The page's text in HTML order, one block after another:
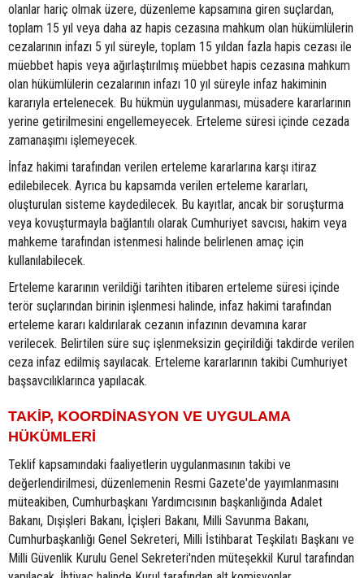
olanlar hariç olmak üzere, düzenleme kapsamına giren suçlardan,
toplam 15 yıl veya daha az hapis cezasına mahkum olan hükümlülerin
cezalarının infazı 5 yıl süreyle, toplam 15 yıldan fazla hapis cezası ile
müebbet hapis veya ağırlaştırılmış müebbet hapis cezasına mahkum
olan hükümlülerin cezalarının infazı 10 yıl süreyle infaz hakiminin
kararıyla ertelenecek. Bu hükmün uygulanması, müsadere kararlarının
yerine getirilmesini engellemeyecek. Erteleme süresi içinde cezada
zamanaşımı işlemeyecek.
İnfaz hakimi tarafından verilen erteleme kararlarına karşı itiraz
edilebilecek. Ayrıca bu kapsamda verilen erteleme kararları,
oluşturulan sisteme kaydedilecek. Bu kayıtlar, ancak bir soruşturma
veya kovuşturmayla bağlantılı olarak Cumhuriyet savcısı, hakim veya
mahkeme tarafından istenmesi halinde belirlenen amaç için
kullanılabilecek.
Erteleme kararının verildiği tarihten itibaren erteleme süresi içinde
terör suçlarından birinin işlenmesi halinde, infaz hakimi tarafından
erteleme kararı kaldırılarak cezanın infazının devamına karar
verilecek. Belirtilen süre suç işlenmeksizin geçirildiği takdirde verilen
ceza infaz edilmiş sayılacak. Erteleme kararlarının takibi Cumhuriyet
başsavcılıklarınca yapılacak.
TAKİP, KOORDİNASYON VE UYGULAMA
HÜKÜMLERİ
Teklif kapsamındaki faaliyetlerin uygulanmasının takibi ve
değerlendirilmesi, düzenlemenin Resmi Gazete'de yayımlanmasını
müteakiben, Cumhurbaşkanı Yardımcısının başkanlığında Adalet
Bakanı, Dışişleri Bakanı, İçişleri Bakanı, Milli Savunma Bakanı,
Cumhurbaşkanlığı Genel Sekreteri, Milli İstihbarat Teşkilatı Başkanı ve
Milli Güvenlik Kurulu Genel Sekreteri'nden müteşekkil Kurul tarafından